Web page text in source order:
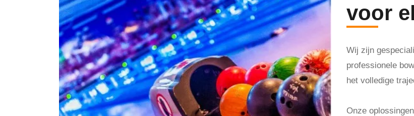
voor
Wij zijn
professionele
het volledige
Onze